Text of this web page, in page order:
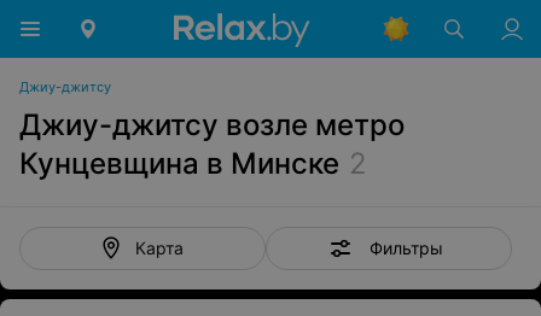
Джиу-джитсу
Джиу-джитсу возле метро
Кунцевщина в Минске 2
Карта Фильтры